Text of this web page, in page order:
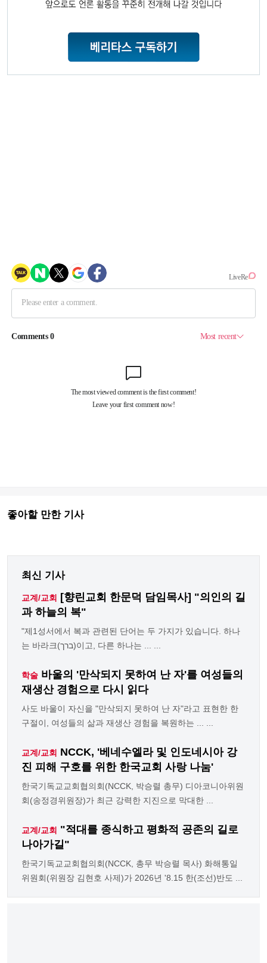
좋아할 만한 기사
최신 기사
교계/교회
[향린교회 한문덕 담임목사] "의인의 길
과 하늘의 복"
"제1성서에서 복과 관련된 단어는 두 가지가 있습니다. 하나
는 바라크(ברך)이고, 다른 하나는 ... ...
학술 바울의 '만삭되지 못하여 난 자'를 여성들의
재생산 경험으로 다시 읽다
사도 바울이 자신을 "만삭되지 못하여 난 자"라고 표현한 한
구절이, 여성들의 삶과 재생산 경험을 복원하는 ... ...
교계/교회 NCCK, '베네수엘라 및 인도네시아 강
진 피해 구호를 위한 한국교회 사랑 나눔'
한국기독교교회협의회(NCCK, 박승렬 총무) 디아코니아위원
회(송정경위원장)가 최근 강력한 지진으로 막대한 ...
교계/교회 "적대를 종식하고 평화적 공존의 길로
나아가길"
한국기독교교회협의회(NCCK, 총무 박승렬 목사) 화해통일
위원회(위원장 김현호 사제)가 2026년 '8.15 한(조선)반도 ...